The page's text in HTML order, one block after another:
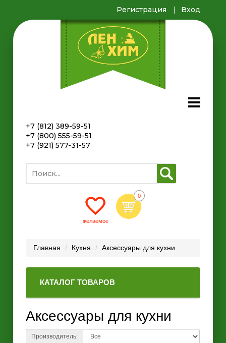
Регистрация Вход
+7 (812) 389-59-51
+7 (800) 555-59-51
+7 (921) 577-31-57
Главная Кухня Аксессуары для кухни
КАТАЛОГ ТОВАРОВ
Аксессуары для кухни
Производитель: